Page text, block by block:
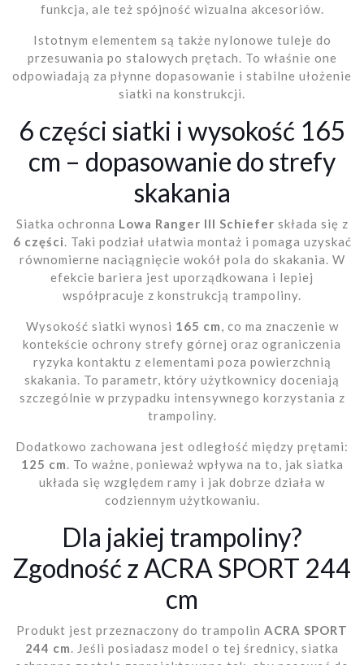
funkcja, ale też spójność wizualna akcesoriów.
Istotnym elementem są także nylonowe tuleje do
przesuwania po stalowych prętach. To właśnie one
odpowiadają za płynne dopasowanie i stabilne ułożenie
siatki na konstrukcji.
6 części siatki i wysokość 165
cm – dopasowanie do strefy
skakania
Siatka ochronna Lowa Ranger III Schiefer składa się z
6 części. Taki podział ułatwia montaż i pomaga uzyskać
równomierne naciągnięcie wokół pola do skakania. W
efekcie bariera jest uporządkowana i lepiej
współpracuje z konstrukcją trampoliny.
Wysokość siatki wynosi 165 cm, co ma znaczenie w
kontekście ochrony strefy górnej oraz ograniczenia
ryzyka kontaktu z elementami poza powierzchnią
skakania. To parametr, który użytkownicy doceniają
szczególnie w przypadku intensywnego korzystania z
trampoliny.
Dodatkowo zachowana jest odległość między prętami:
125 cm. To ważne, ponieważ wpływa na to, jak siatka
układa się względem ramy i jak dobrze działa w
codziennym użytkowaniu.
Dla jakiej trampoliny?
Zgodność z ACRA SPORT 244
cm
Produkt jest przeznaczony do trampolin ACRA SPORT
244 cm. Jeśli posiadasz model o tej średnicy, siatka